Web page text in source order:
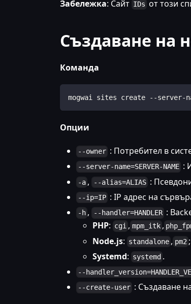
Забележка: Сайт IDs от този
Създаване на
Команда
mogwai sites create --server-
Опции
--owner : Потребител в
--server-name=SERVER-NAME :
-a , --alias=ALIAS :
--ip=IP : IP адрес на
-h , --handler=HANDLER :
PHP: cgi , mpm_itk ,
Node.js: standalone , pm2 ;
Systemd: systemd .
--
--create-user : Създаване